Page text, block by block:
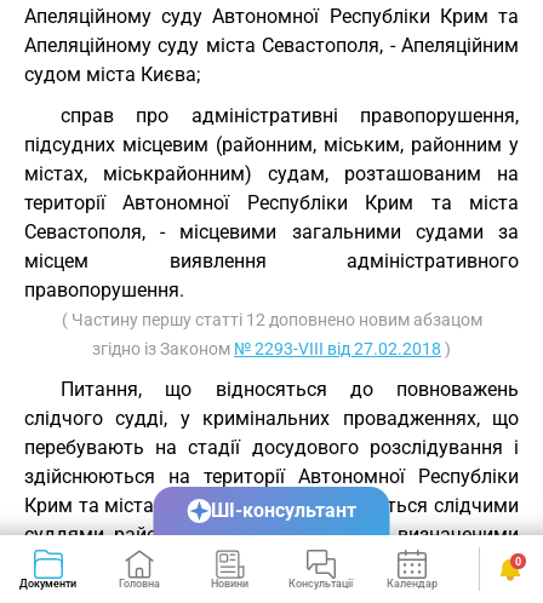
Апеляційному суду Автономної Республіки Крим та
Апеляційному суду міста Севастополя, - Апеляційним
судом міста Києва;
справ про адміністративні правопорушення,
підсудних місцевим (районним, міським, районним у
містах, міськрайонним) судам, розташованим на
території Автономної Республіки Крим та міста
Севастополя, - місцевими загальними судами за
місцем виявлення адміністративного
правопорушення.
( Частину першу статті 12 доповнено новим абзацом
згідно із Законом № 2293-VIII від 27.02.2018 )
Питання, що відносяться до повноважень
слідчого судді, у кримінальних провадженнях, що
перебувають на стадії досудового розслідування і
здійснюються на території Автономної Республіки
Крим та міста Севастополя, розглядаються слідчими
суддями районних судів міста Києва, визначеними
Апеляційним судом міста Києва.
Документи Головна Новини Консультації Календар Сервіси
0
ШІ-консультант